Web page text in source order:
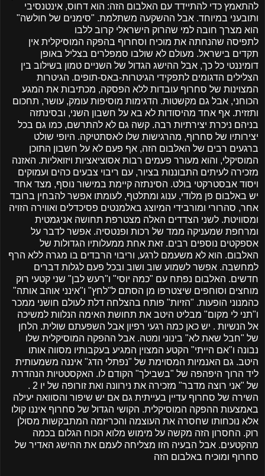
להתאמץ כדי להתיידד עם האלבום הזה: הוא דחוס, אינטנסיבי
ותובעני במיוחד. אבל ההשקעה משתלמת. "סימנים של חולשה"
הוא מצרך חובה למי שהרוק הישראלי קרוב ללבו
לתפיסה שהנחתה את מוכיח וסחרוף בהפקה המוסיקלית אין
תקדים בישראל. מעולם לא שולבו סמפלרים בצליל באופן
דומיננטי כל כך, אבל ההישג הגדול של השניים טמון בשילוב בין
הצלילים הדגומים לתפקידי הגיטרות-באס-תופים. הגיטרות
המצוינות של סחרוף עובדות ללא הפסקה, מכתיבות את המגע
הכוחני, אבל גם מקשטות. הדגימות מוסיפות עומק, עושר, תחכום
ותזזית. אף אחד מהיסודות לא בא על חשבון השני, ובסינתזה
בניהם ניכרת יצירתיות רבה. קשה גם לא להתרשם, כמו גם בכל
יצירותיו של סחרוף, מהרגישות שלו לאסתטיקה. היופי שולט
ברגעים רבים של האלבום הזה, אף פעם לא על חשבון התוכן
המוסיקלי, והוא מעורר פעמים רבות אסוציאציות ויזואליות. האזנה
מזכירה לעיתים התבוננות בציור, עם ריבוי צבעים כהים ועמוקים
ויסוד אבסטרקטי בולט. הסינתזה קיימת במישור נוסף, מצד אחד
יש באלבום פן מלודי, ענוג ומתלטף, לעומתו אפשר להבחין ברובד
אחר, סהרורי ומורבידי המיוצג באלמנטים פסיכדלים ואווירה הזויה
ומסוויטת. לשני הצדדים האלה מצטרפת תחושה אניגמטית
ומרחפת שמעניקה ממד של רכות ופנטסיה. אפשר לדבר על
אספקטים נוספים רבים. זאת אחת ממעלותיו הגדולות של
האלבום. הוא לא משעמם לרגע, וריבוי הרבדים בו מגרה ללא הרף
למחשבה. אפשר לשמוע שוב ושוב ובכל פעם לגלות דברים
חדשים. האלבום נפתח עם "כמה יוסי" ו"רעש לבן" שני קטעי רוק
מוחצים וסוחפים שיצטרפו מן הסתם ל"לחץ" ו"אינני אוהב אותה"
כהמנוני הופעות. "הזיות" פותח בהצלחה דלת לעולם חושני ממכר
ו"תני לי מקום" מבליט היטב את תחושת האימה הנלוות למשיכה
אל הנשיות . יש כאן כמה רגעי רפיון אבל השפעתם שולית. הלחן
של "חבל שאת לא" בינוני ומטה. אבל ההפקה המוסיקלית שלו
נבונה ו"אם הייתי" הקטע המצוין המגיע בעקבותיו מסווה אותו
היטב. גם האנמיות המסוימת של "נפתלי הדג" איננה משמעותית
ליד הרוך היפהפה של "בשבילך" הקודם לו. האקסטטיות הנהדרת
של "אני רוצה מדבר" מזכירה את נירוונה ואת זורופה של יו 2 .
השירה של סחרוף עדיין בעייתית גם אם יש שיפור והסוואה יעילה
באמצעות ההפקה המוסיקלית. הקושי הגדול של סחרוף איננו קולו
אלא נוכחותו שחסרה את העוצמה והכריזמה המתבקשות מסולן
רוק. החסרון הזה מקשה על מימוש מלוא הכוח הגלום בכמה
מהקטעים. אבל הבעיה הזו מצליחה לעמם את ההישג האדיר של
סחרוף ומוכיח באלבום הזה